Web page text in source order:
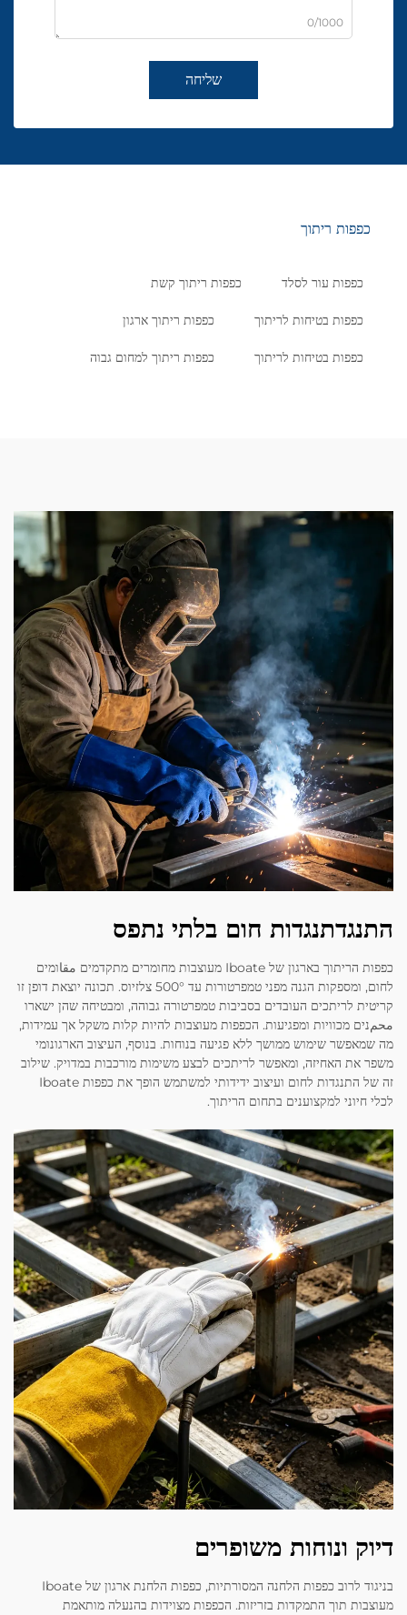
0/1000
שליחה
כפפות ריתוך
כפפות עור לסלד כפפות ריתוך קשת
כפפות בטיחות לריתוך כפפות ריתוך ארגון
כפפות בטיחות לריתוך כפפות ריתוך למחום גבוה
התנגדתנגדות חום בלתי נתפס
כפפות הריתוך בארגון של Iboate מעוצבות מחומרים מתקדמים مقاומים
לחום, ומספקות הגנה מפני טמפרטורות עד 500° צלזיוס. תכונה יוצאת דופן זו
קריטית לריתכים העובדים בסביבות טמפרטורה גבוהה, ומבטיחה שהן ישארו
محمנים מכוויות ומפגיעות. הכפפות מעוצבות להיות קלות משקל אך עמידות,
מה שמאפשר שימוש ממושך ללא פגיעה בנוחות. בנוסף, העיצוב הארגונומי
משפר את האחיזה, ומאפשר לריתכים לבצע משימות מורכבות במדויק. שילוב
זה של התנגדות לחום ועיצוב ידידותי למשתמש הופך את כפפות Iboate
לכלי חיוני למקצוענים בתחום הריתוך.
דיוק ונוחות משופרים
בניגוד לרוב כפפות הלחנה המסורתיות, כפפות הלחנת ארגון של Iboate
מעוצבות תוך התמקדות בזריזות. הכפפות מצוידות בהנעלה מותאמת